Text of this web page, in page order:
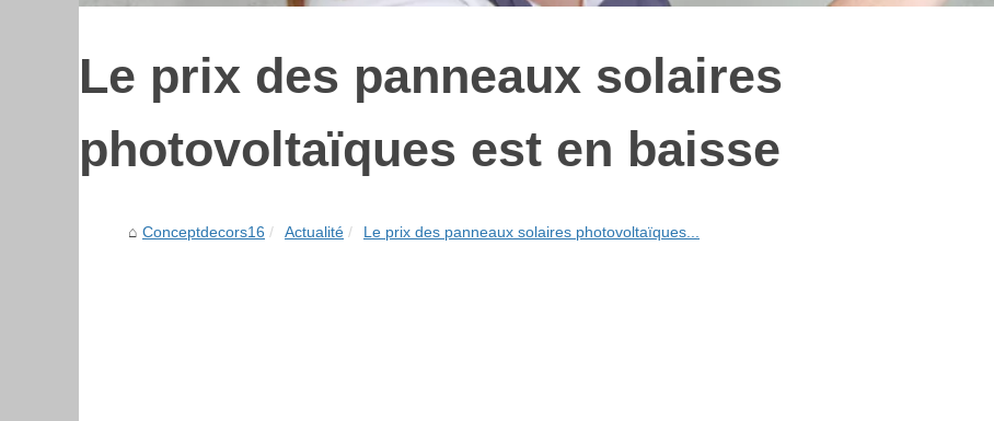
Le prix des panneaux solaires
photovoltaïques est en baisse
Conceptdecors16 Actualité Le prix des panneaux solaires photovoltaïques...